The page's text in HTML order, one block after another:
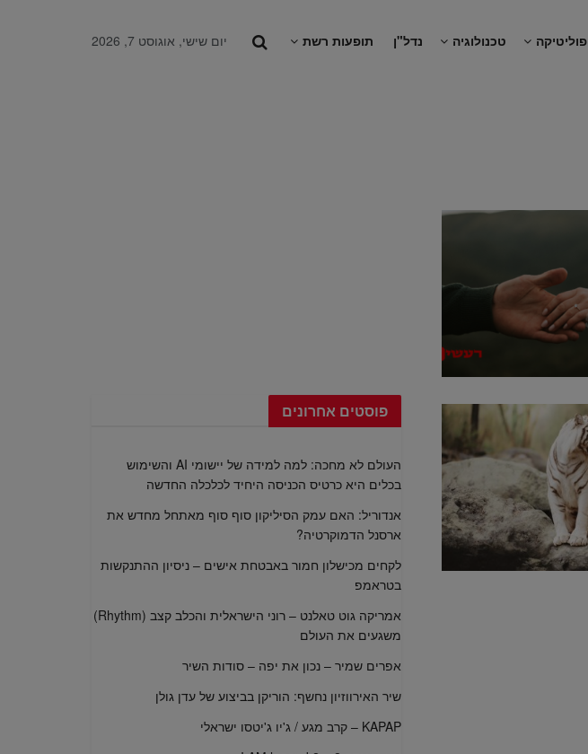
פוליטיקה טכנולוגיה נדל"ן תופעות רשת יום שישי, אוגוסט 7, 2026
פוסטים אחרונים
העולם לא מחכה: למה למידה של יישומי AI והשימוש
בכלים היא כרטיס הכניסה היחיד לכלכלה החדשה
אנדוריל: האם עמק הסיליקון סוף סוף מאתחל מחדש את
ארסנל הדמוקרטיה?
לקחים מכישלון חמור באבטחת אישים – ניסיון ההתנקשות
בטראמפ
אמריקה גוט טאלנט – רוני הישראלית והכלב קצב (Rhythm)
משגעים את העולם
אפרים שמיר – נכון את יפה – סודות השיר
שיר האירווזיון נחשף: הוריקן בביצוע של עדן גולן
KAPAP – קרב מגע / ג'יו ג'יטסו ישראלי